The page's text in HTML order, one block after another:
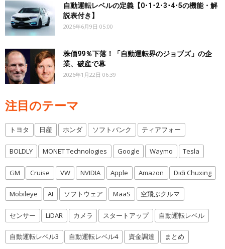
自動運転レベルの定義【0･1･2･3･4･5の機能・解
説表付き】
2026年6月9日 05:00
株価99％下落！「自動運転界のジョブズ」の企
業、破産で幕
2026年1月22日 06:39
注目のテーマ
トヨタ 日産 ホンダ ソフトバンク ティアフォー
BOLDLY MONET Technologies Google Waymo Tesla
GM Cruise VW NVIDIA Apple Amazon Didi Chuxing
Mobileye AI ソフトウェア MaaS 空飛ぶクルマ
センサー LiDAR カメラ スタートアップ 自動運転レベル
自動運転レベル3 自動運転レベル4 資金調達 まとめ